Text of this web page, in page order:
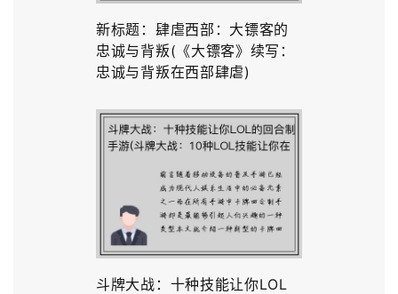
新标题：肆虐西部：大镖客的
忠诚与背叛(《大镖客》续写：
忠诚与背叛在西部肆虐)
斗牌大战：十种技能让你LOL